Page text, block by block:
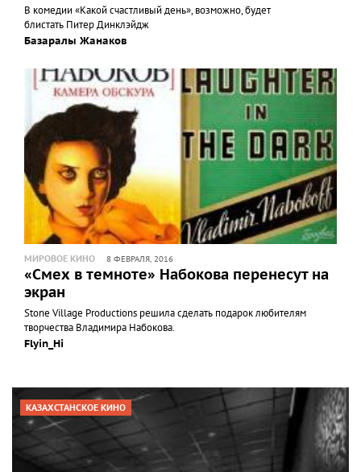
В комедии «Какой счастливый день», возможно, будет
блистать Питер Динклэйдж
Базаралы Жанаков
МИРОВОЕ КИНО 8 ФЕВРАЛЯ, 2016
«Смех в темноте» Набокова перенесут на
экран
Stone Village Productions решила сделать подарок любителям
творчества Владимира Набокова.
Flyin_Hi
КАЗАХСТАНСКОЕ КИНО